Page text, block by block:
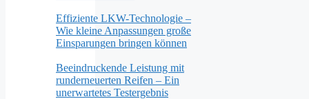
Effiziente LKW-Technologie –
Wie kleine Anpassungen große
Einsparungen bringen können
Beeindruckende Leistung mit
runderneuerten Reifen – Ein
unerwartetes Testergebnis